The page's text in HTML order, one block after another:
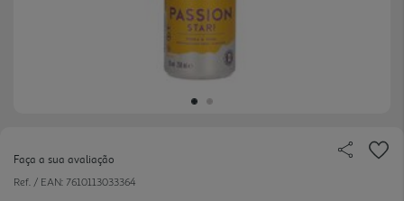
Faça a sua avaliação
Ref. / EAN: 7610113033364